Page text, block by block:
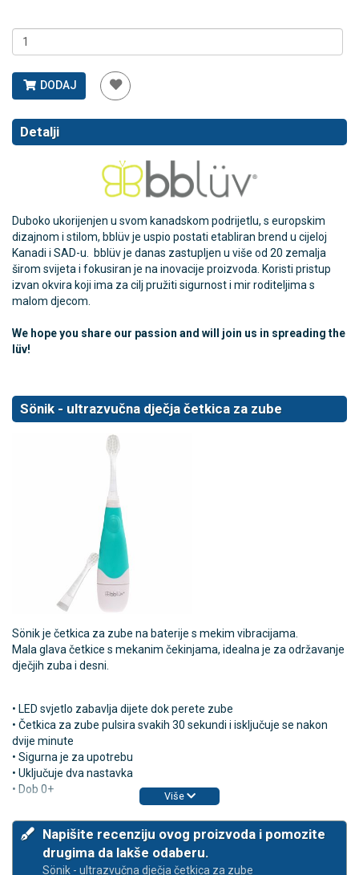
DODAJ
Detalji
Duboko ukorijenjen u svom kanadskom podrijetlu, s europskim
dizajnom i stilom, bblüv je uspio postati etabliran brend u cijeloj
Kanadi i SAD-u. bblüv je danas zastupljen u više od 20 zemalja
širom svijeta i fokusiran je na inovacije proizvoda. Koristi pristup
izvan okvira koji ima za cilj pružiti sigurnost i mir roditeljima s
malom djecom.
We hope you share our passion and will join us in spreading the
lüv!
Sönik - ultrazvučna dječja četkica za zube
Sönik je četkica za zube na baterije s mekim vibracijama.
Mala glava četkice s mekanim čekinjama, idealna je za održavanje
dječjih zuba i desni.
• LED svjetlo zabavlja dijete dok perete zube
• Četkica za zube pulsira svakih 30 sekundi i isključuje se nakon
dvije minute
• Sigurna je za upotrebu
• Uključuje dva nastavka
• Dob 0+
Više
Napišite recenziju ovog proizvoda i pomozite
drugima da lakše odaberu.
Sönik - ultrazvučna dječja četkica za zube